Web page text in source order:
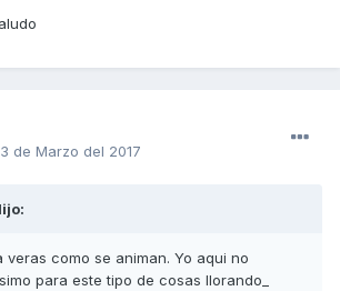
de Marzo del 2017
veras como se animan. Yo aqui no
para este tipo de cosas llorando_